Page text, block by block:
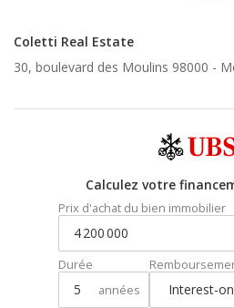
Coletti Real Estate
30, boulevard des Moulins 98000 -
Calculez votre
Prix d'achat du bien immobilier
Durée
années